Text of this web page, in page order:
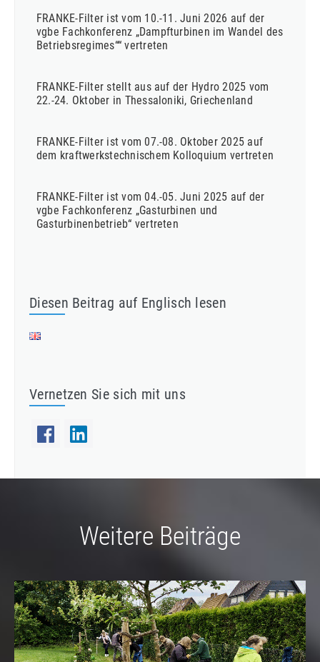
FRANKE-Filter ist vom 10.-11. Juni 2026 auf der
vgbe Fachkonferenz „Dampfturbinen im Wandel des
Betriebsregimes““ vertreten
FRANKE-Filter stellt aus auf der Hydro 2025 vom
22.-24. Oktober in Thessaloniki, Griechenland
FRANKE-Filter ist vom 07.-08. Oktober 2025 auf
dem kraftwerkstechnischem Kolloquium vertreten
FRANKE-Filter ist vom 04.-05. Juni 2025 auf der
vgbe Fachkonferenz „Gasturbinen und
Gasturbinenbetrieb“ vertreten
Diesen Beitrag auf Englisch lesen
Vernetzen Sie sich mit uns
Weitere Beiträge